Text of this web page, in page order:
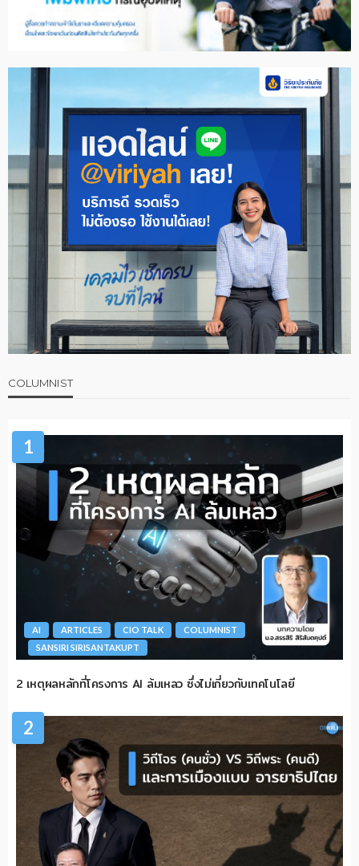
COLUMNIST
1
AI ARTICLES CIO TALK
COLUMNIST
SANSIRI SIRISANTAKUPT
2 เหตุผลหลักที่โครงการ AI ล้มเหลว ซึ่งไม่เกี่ยวกับเทคโนโลยี
2